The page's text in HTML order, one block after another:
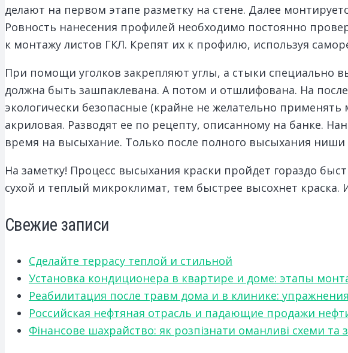
делают на первом этапе разметку на стене. Далее
Ровность нанесения профилей необходимо постоянно
к монтажу листов ГКЛ. Крепят их к профилю, используя
При помощи уголков закрепляют углы, а стыки
должна быть зашпаклевана. А потом и отшлифована. На
экологически безопасные (крайне не желательно
акриловая. Разводят ее по рецепту, описанному на банке.
время на высыхание. Только после полного высыхания
На заметку! Процесс высыхания краски пройдет гораздо
сухой и теплый микроклимат, тем быстрее высохнет
Свежие записи
Сделайте террасу теплой и стильной
Установка кондиционера в квартире и доме: этапы
Реабилитация после травм дома и в клинике:
Российская нефтяная отрасль и падающие продажи
Фінансове шахрайство: як розпізнати оманливі схеми та